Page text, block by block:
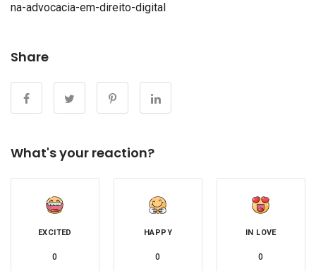
na-advocacia-em-direito-digital
Share
What's your reaction?
EXCITED
0
HAPPY
0
IN LOVE
0